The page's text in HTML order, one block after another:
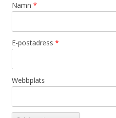
Namn *
E-postadress *
Webbplats